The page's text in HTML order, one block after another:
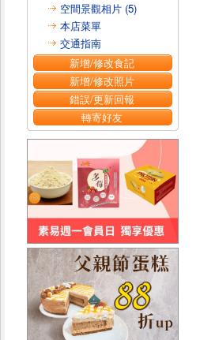
空間景觀相片 (5)
本店菜單
交通指南
新增/修改食記
新增/修改照片
錯誤/更新回報
轉寄好友